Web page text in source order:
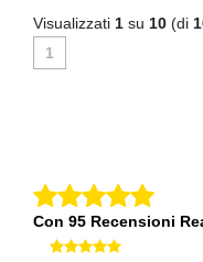
Visualizzati 1 su 10 (di
1
Con 95 Recensioni